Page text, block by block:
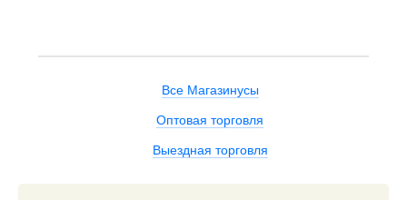
Все Магазинусы
Оптовая торговля
Выездная торговля